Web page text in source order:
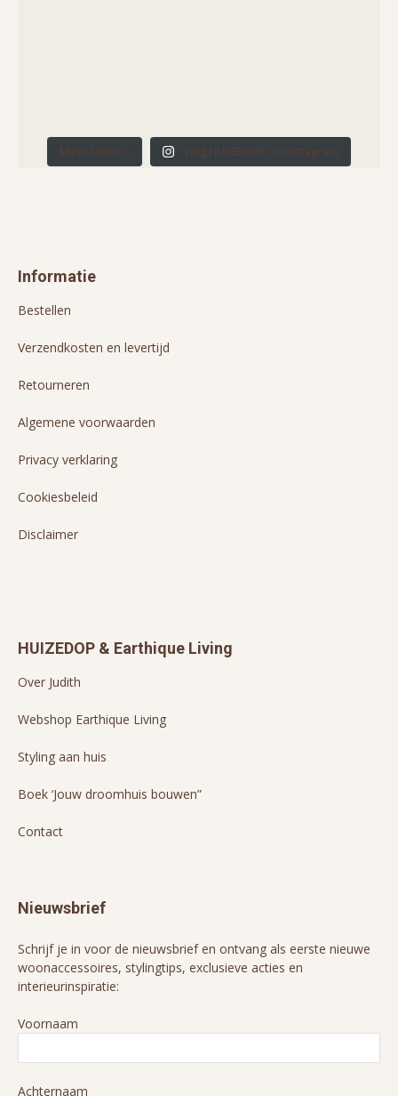
Meer laden... Volg HUIZEDOP op Instagram
Informatie
Bestellen
Verzendkosten en levertijd
Retourneren
Algemene voorwaarden
Privacy verklaring
Cookiesbeleid
Disclaimer
HUIZEDOP & Earthique Living
Over Judith
Webshop Earthique Living
Styling aan huis
Boek ‘Jouw droomhuis bouwen”
Contact
Nieuwsbrief
Schrijf je in voor de nieuwsbrief en ontvang als eerste nieuwe
woonaccessoires, stylingtips, exclusieve acties en
interieurinspiratie:
Voornaam
Achternaam